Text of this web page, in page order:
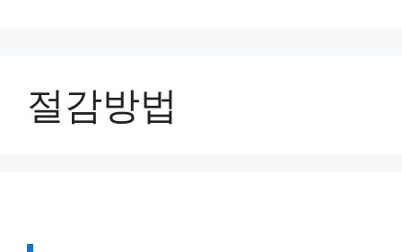
절감방법